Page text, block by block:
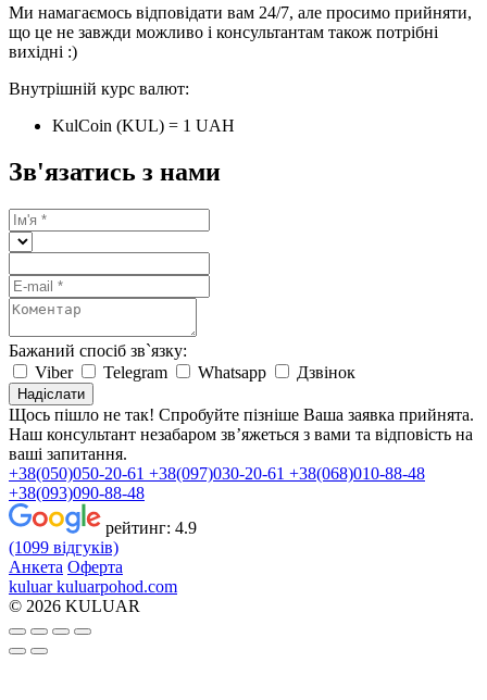
Ми намагаємось відповідати вам 24/7, але просимо прийняти,
що це не завжди можливо і консультантам також потрібні
вихідні :)
Внутрішній курс валют:
KulCoin (KUL) = 1 UAH
Зв'язатись з нами
Бажаний спосіб зв`язку:
Viber
Telegram Whatsapp Дзвінок
Надіслати
Щось пішло не так! Спробуйте пізніше Ваша заявка прийнята.
Наш консультант незабаром зв’яжеться з вами та відповість на
ваші запитання.
+38(050)050-20-61 +38(097)030-20-61 +38(068)010-88-48
+38(093)090-88-48
рейтинг: 4.9
(1099 відгуків)
Анкета Оферта
kuluar kuluarpohod.com
© 2026 KULUAR